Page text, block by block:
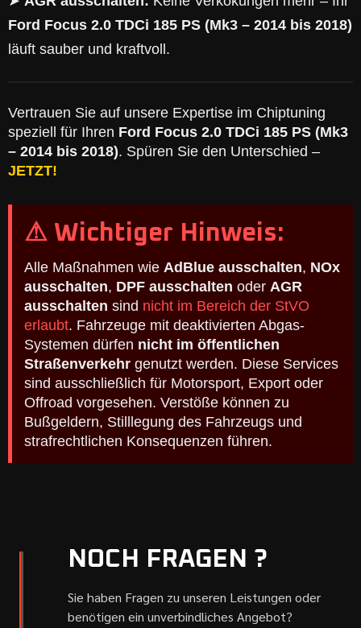
Ford Focus 2.0 TDCi 185 PS (Mk3 – 2014 bis 2018)
läuft sauber und kraftvoll.
Vertrauen Sie auf unsere Expertise im Chiptuning
speziell für Ihren Ford Focus 2.0 TDCi 185 PS (Mk3
– 2014 bis 2018). Spüren Sie den Unterschied –
JETZT!
⚠ Wichtiger Hinweis:
Alle Maßnahmen wie AdBlue ausschalten, NOx
ausschalten, DPF ausschalten oder AGR
ausschalten sind nicht im Bereich der StVO
erlaubt. Fahrzeuge mit deaktivierten Abgas-
Systemen dürfen nicht im öffentlichen
Straßenverkehr genutzt werden. Diese Services
sind ausschließlich für Motorsport, Export oder
Offroad vorgesehen. Verstöße können zu
Bußgeldern, Stilllegung des Fahrzeugs und
strafrechtlichen Konsequenzen führen.
NOCH FRAGEN ?
Sie haben Fragen zu unseren Leistungen oder
benötigen ein unverbindliches Angebot?